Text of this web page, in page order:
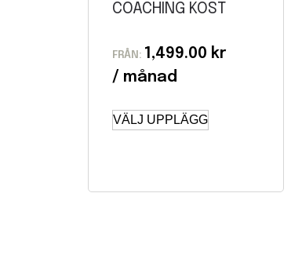
COACHING KOST
FRÅN: 1,499.00 kr
VÄLJ UPPLÄGG